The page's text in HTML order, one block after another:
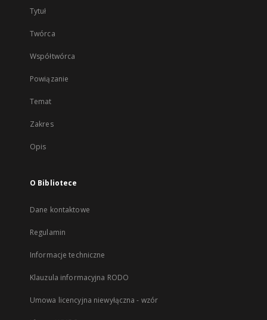
Tytuł
Twórca
Współtwórca
Powiązanie
Temat
Zakres
Opis
O Bibliotece
Dane kontaktowe
Regulamin
Informacje techniczne
Klauzula informacyjna RODO
Umowa licencyjna niewyłączna - wzór